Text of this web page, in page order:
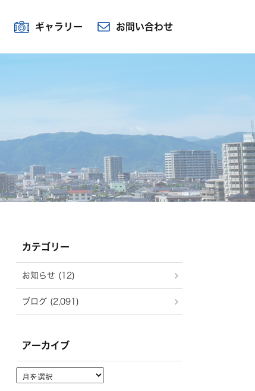
ギャラリー お問い合わせ
カテゴリー
お知らせ (12)
ブログ (2,091)
アーカイブ
ア
ー